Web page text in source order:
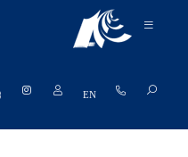
EN